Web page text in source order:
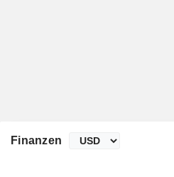
Finanzen